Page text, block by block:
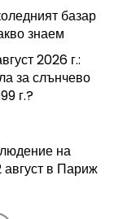
базар
знаем
2026 г.:
за слънчево
г.?
на
август в Париж